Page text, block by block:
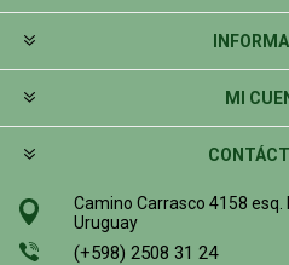
MI
Camino Carrasco 4158
Uruguay
(+598) 2508 31 24